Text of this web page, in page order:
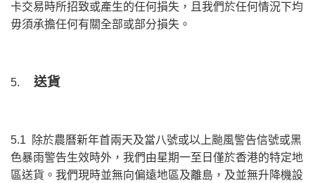
卡交易時所招致或產生的任何損失，且我們於任何情況下均
毋須承擔任何有關全部或部分損失。
5. 送貨
5.1 除於農曆新年首兩天及當八號或以上颱風警告信號或黑
色暴雨警告生效時外，我們由星期一至日僅於香港的特定地
區送貨。我們現時並無向偏遠地區及離島，及並無升降機設